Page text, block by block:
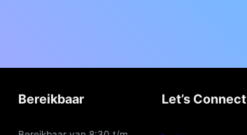
Bereikbaar Let’s Connect